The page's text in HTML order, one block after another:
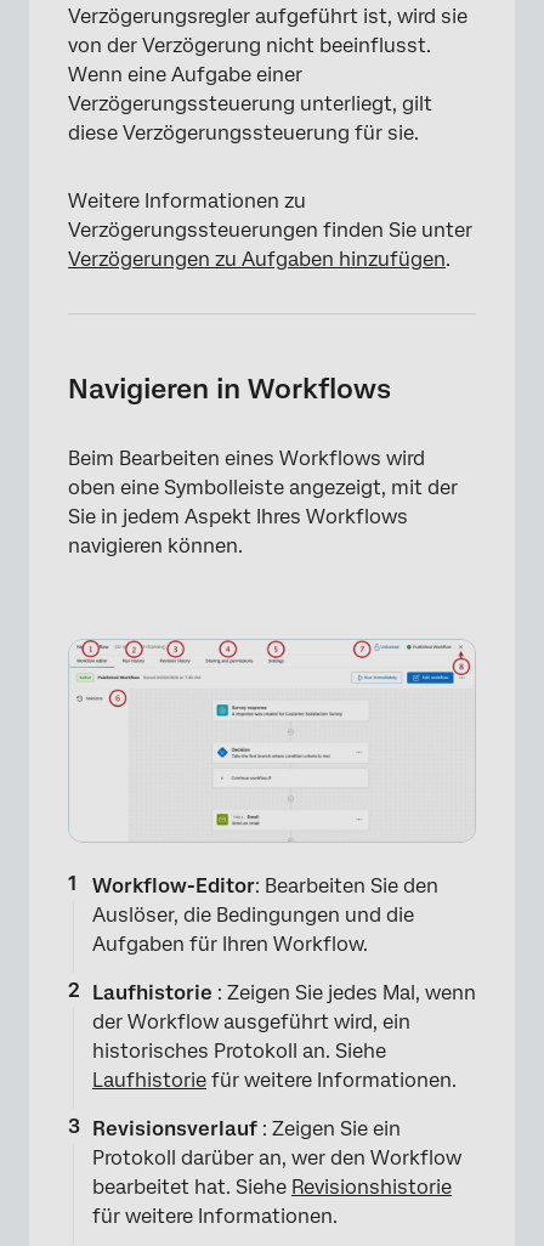
Verzögerungsregler aufgeführt ist, wird sie
von der Verzögerung nicht beeinflusst.
Wenn eine Aufgabe einer
Verzögerungssteuerung unterliegt, gilt
diese Verzögerungssteuerung für sie.
Weitere Informationen zu
Verzögerungssteuerungen finden Sie unter
Verzögerungen zu Aufgaben hinzufügen.
Navigieren in Workflows
Beim Bearbeiten eines Workflows wird
oben eine Symbolleiste angezeigt, mit der
Sie in jedem Aspekt Ihres Workflows
navigieren können.
Workflow-Editor: Bearbeiten Sie den
Auslöser, die Bedingungen und die
Aufgaben für Ihren Workflow.
Laufhistorie : Zeigen Sie jedes Mal, wenn
der Workflow ausgeführt wird, ein
historisches Protokoll an. Siehe
Laufhistorie für weitere Informationen.
Revisionsverlauf : Zeigen Sie ein
Protokoll darüber an, wer den Workflow
bearbeitet hat. Siehe Revisionshistorie
für weitere Informationen.